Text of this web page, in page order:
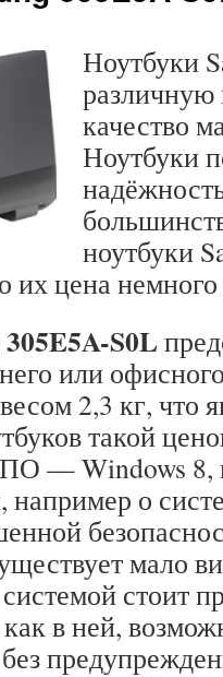
Ноутбуки
качество
Ноутбуки
ноутбуки
их цена
S0L
или
2,3 кг, что
такой
— Windows 8,
например о
мало
стоит
в ней,